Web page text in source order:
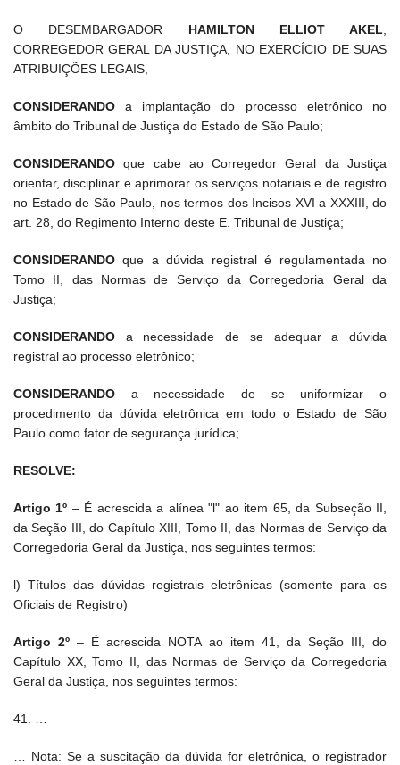
O DESEMBARGADOR HAMILTON ELLIOT AKEL
CORREGEDOR GERAL DA JUSTIÇA, NO EXERCÍCIO DE SUAS
ATRIBUIÇÕES LEGAIS,
CONSIDERANDO a implantação do processo eletrônico no
âmbito do Tribunal de Justiça do Estado de São Paulo;
CONSIDERANDO que cabe ao Corregedor Geral da Justiça
orientar, disciplinar e aprimorar os serviços notariais e de registro
no Estado de São Paulo, nos termos dos Incisos XVI a XXXIII, do
art. 28, do Regimento Interno deste E. Tribunal de Justiça;
CONSIDERANDO que a dúvida registral é regulamentada no
Tomo II, das Normas de Serviço da Corregedoria Geral da
Justiça;
CONSIDERANDO a necessidade de se adequar a dúvida
registral ao processo eletrônico;
CONSIDERANDO a necessidade de se uniformizar o
procedimento da dúvida eletrônica em todo o Estado de São
Paulo como fator de segurança jurídica;
RESOLVE:
Artigo 1º – É acrescida a alínea "l" ao item 65, da Subseção II,
da Seção III, do Capítulo XIII, Tomo II, das Normas de Serviço da
Corregedoria Geral da Justiça, nos seguintes termos:
l) Títulos das dúvidas registrais eletrônicas (somente para os
Oficiais de Registro)
Artigo 2º – É acrescida NOTA ao item 41, da Seção III, do
Capítulo XX, Tomo II, das Normas de Serviço da Corregedoria
Geral da Justiça, nos seguintes termos:
41. …
… Nota: Se a suscitação da dúvida for eletrônica, o registrador